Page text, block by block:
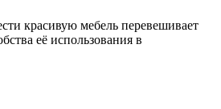
красивую мебель перевешивает
её использования в